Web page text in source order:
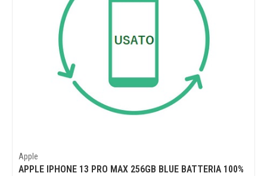
Apple
APPLE IPHONE 13 PRO MAX 256GB BLUE BATTERIA 100%